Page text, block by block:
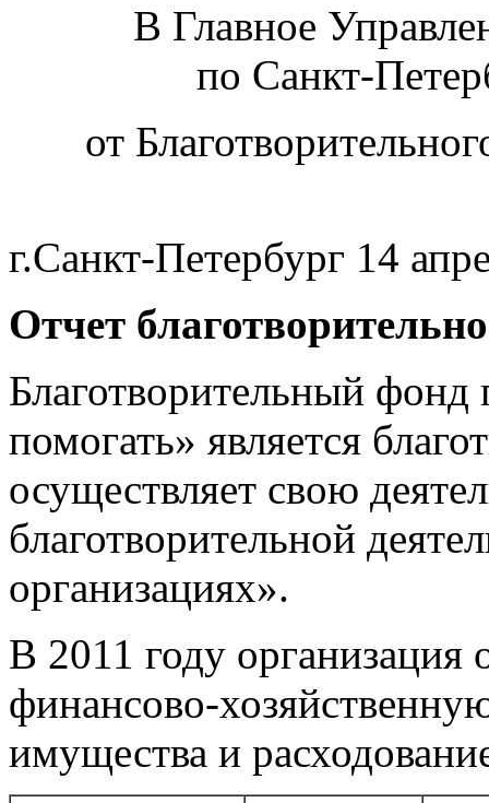
В Главное
по Санкт-
от
г.Санкт-Петербург 14
Отчет
Благотворительный
помогать» является
осуществляет свою
благотворительной
организациях».
В 2011 году
финансово-
имущества и